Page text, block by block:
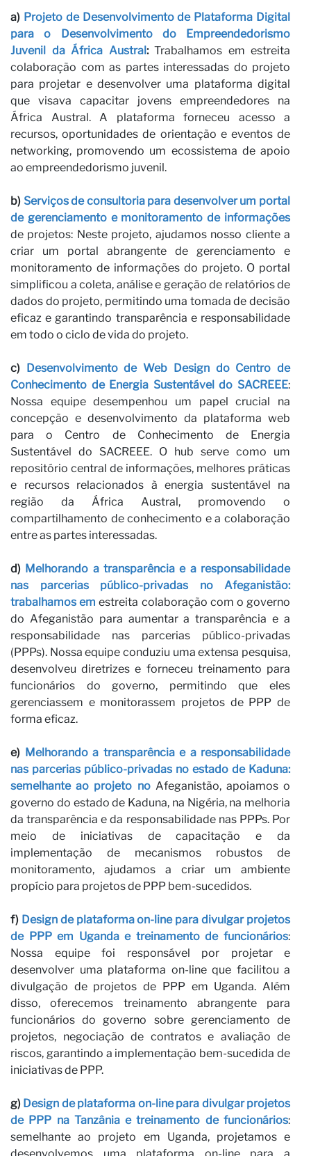
a) Projeto de Desenvolvimento de Plataforma Digital
para o Desenvolvimento do Empreendedorismo
Juvenil da África Austral :Trabalhamos em estreita
colaboração com as partes interessadas do projeto
para projetar e desenvolver uma plataforma digital
que visava capacitar jovens empreendedores na
África Austral. A plataforma forneceu acesso a
recursos, oportunidades de orientação e eventos de
networking, promovendo um ecossistema de apoio
ao empreendedorismo juvenil.
b) Serviços de consultoria para desenvolver um portal
de gerenciamento e monitoramento de informações
de projetos: Neste projeto, ajudamos nosso cliente a
criar um portal abrangente de gerenciamento e
monitoramento de informações do projeto. O portal
simplificou a coleta, análise e geração de relatórios de
dados do projeto, permitindo uma tomada de decisão
eficaz e garantindo transparência e responsabilidade
em todo o ciclo de vida do projeto.
c)
Desenvolvimento de Web Design do Centro de
Conhecimento de Energia Sustentável do SACREEE:
Nossa equipe desempenhou um papel crucial na
concepção e desenvolvimento da plataforma web
para o Centro de Conhecimento de Energia
Sustentável do SACREEE. O hub serve como um
repositório central de informações, melhores práticas
e recursos relacionados à energia sustentável na
região da África Austral, promovendo o
compartilhamento de conhecimento e a colaboração
entre as partes interessadas.
d) Melhorando a transparência e a responsabilidade
nas parcerias público-privadas no Afeganistão:
trabalhamos em estreita colaboração com o governo
do Afeganistão para aumentar a transparência e a
responsabilidade nas parcerias público-privadas
(PPPs). Nossa equipe conduziu uma extensa pesquisa,
desenvolveu diretrizes e forneceu treinamento para
funcionários do governo, permitindo que eles
gerenciassem e monitorassem projetos de PPP de
forma eficaz.
e) Melhorando a transparência e a responsabilidade
nas parcerias público-privadas no estado de Kaduna:
semelhante ao projeto noAfeganistão, apoiamos o
governo do estado de Kaduna, na Nigéria, na melhoria
da transparência e da responsabilidade nas PPPs. Por
meio de iniciativas de capacitação e da
implementação de mecanismos robustos de
monitoramento, ajudamos a criar um ambiente
propício para projetos de PPP bem-sucedidos.
f) Design de plataforma on-line para divulgar projetos
de PPP em Uganda e treinamento de funcionários:
Nossa equipe foi responsável por projetar e
desenvolver uma plataforma on-line que facilitou a
divulgação de projetos de PPP em Uganda. Além
disso, oferecemos treinamento abrangente para
funcionários do governo sobre gerenciamento de
projetos, negociação de contratos e avaliação de
riscos, garantindo a implementação bem-sucedida de
iniciativas de PPP.
g) Design de plataforma on-line para divulgar projetos
de PPP na Tanzânia e treinamento de funcionários:
semelhante ao projeto em Uganda, projetamos e